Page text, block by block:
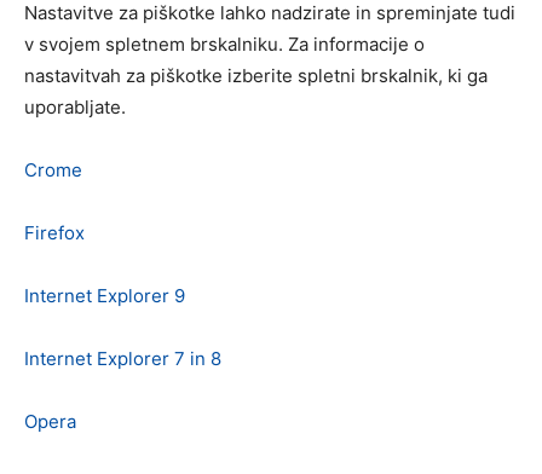
Nastavitve za piškotke lahko nadzirate in spreminjate tudi
v svojem spletnem brskalniku. Za informacije o
nastavitvah za piškotke izberite spletni brskalnik, ki ga
uporabljate.
Crome
Firefox
Internet Explorer 9
Internet Explorer 7 in 8
Opera